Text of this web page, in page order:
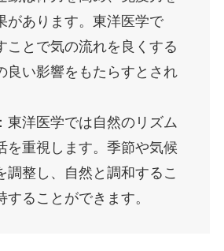
があります。東洋医学で
ことで気の流れを良くする
良い影響をもたらすとされ
東洋医学では自然のリズム
を重視します。季節や気候
調整し、自然と調和するこ
することができます。